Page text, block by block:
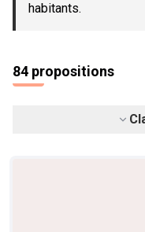
habitants.
84 propositions